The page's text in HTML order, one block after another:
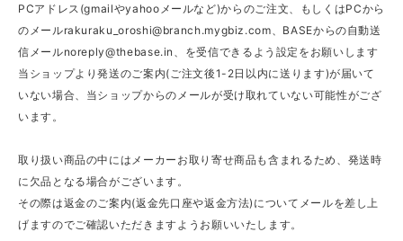
PCアドレス(gmailやyahooメールなど)からのご注文、もしくはPCから
のメールrakuraku_oroshi@branch.mygbiz.com 、BASEからの自動送
信メールnoreply@thebase.in
、を受信できるよう設定をお願いします
当ショップより発送のご案内(ご注文後1-2日以内に送ります)が届いて
いない場合、当ショップからのメールが受け取れていない可能性がござ
います。
取り扱い商品の中にはメーカーお取り寄せ商品も含まれるため、発送時
に欠品となる場合がございます。
その際は返金のご案内(返金先口座や返金方法)についてメールを差し上
げますのでご確認いただきますようお願いいたします。